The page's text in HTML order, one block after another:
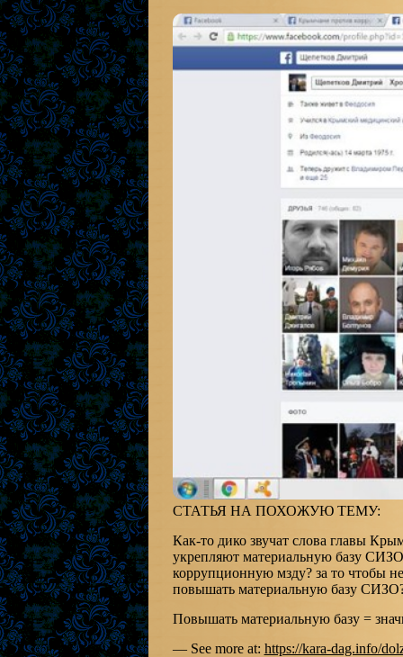
СТАТЬЯ НА ПОХОЖУЮ ТЕМУ:
Как-то дико звучат слова главы
укрепляют материальную базу
коррупционную мзду? за то чтобы
повышать материальную базу
Повышать материальную базу =
— See more at: https://kara-dag.info/